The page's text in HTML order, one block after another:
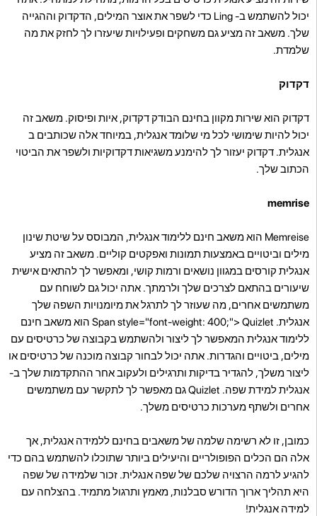
יכול להשתמש ב- Ling כדי לשפר את אוצר המילים, הדקדוק וההגייה
שלך. משאב זה מציע גם משחקים ופעילויות שיעזרו לך לחזק את מה
שלמדת.
דקדוק
דקדוק הוא שירות מקוון בחינם הבודק דקדוק, איות ופיסוק. משאב זה
יכול להיות שימושי לכל מי שלומד אנגלית, במיוחד אלה שכותבים ב
אנגלית. דקדוק יעזור לך להימנע משגיאות דקדוקיות ולשפר את הביטוי
הכתוב שלך.
memrise
Memreise הוא משאב חינם ללימוד אנגלית, המבוסס על שיטת שינון
מילים וביטויים באמצעות תמונות ואפקטים קוליים. משאב זה מציע
אנגלית קורסים במגוון נושאים ורמות קושי, ומאפשר לך להתאים אישית
שיעורים בהתאם לצרכים שלך ולרמתך. אתה יכול גם לשוחח עם
משתמשים אחרים, מה שעוזר לך לתרגל את מיומנויות השפה שלך
אנגלית. Span style="font-weight: 400;"> Quizlet הוא משאב חינם
ללימוד אנגלית המאפשר לך ליצור ולהשתמש בקבוצה של כרטיסים עם
מילים, ביטויים והגדרות. אתה יכול לבחור קבוצה מוכנה של כרטיסים או
ליצור משלך, להגדיר בדיקות ותרגילים ולעקוב אחר ההתקדמות שלך ב-
אנגלית למידת שפה. Quizlet גם מאפשר לך לתקשר עם משתמשים
אחרים ולשתף מערכות כרטיסים משלך.
כמובן, זו לא רשימה שלמה של משאבים בחינם ללמידה אנגלית, אך
אלה הם הכלים הפופולריים והיעילים ביותר שתוכלו להשתמש בהם כדי
להגיע לרמה הרצויה שלכם של שפה אנגלית. זכור שלמידה של שפה
היא תהליך ארוך הדורש סבלנות, מאמץ ותרגול מתמיד. בהצלחה עם
למידה אנגלית!